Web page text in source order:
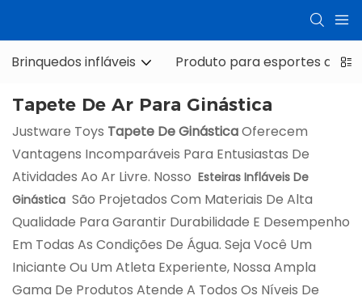
Brinquedos infláveis Produto para esportes
Tapete De Ar Para Ginástica
Justware Toys Tapete De GinásticaOferecem
Vantagens Incomparáveis ​​para Entusiastas De
Atividades Ao Ar Livre. Nosso Esteiras Infláveis ​​​​de
Ginástica São Projetados Com Materiais De Alta
Qualidade Para Garantir Durabilidade E Desempenho
Em Todas As Condições De Água. Seja Você Um
Iniciante Ou Um Atleta Experiente, Nossa Ampla
Gama De Produtos Atende A Todos Os Níveis De